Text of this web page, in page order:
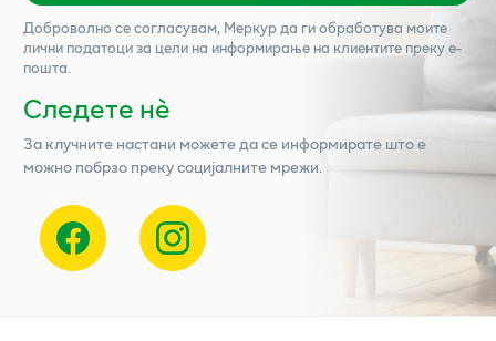
Доброволно се согласувам, Меркурда ги обработува моите
лични податоци за цели на информирање на клиентите преку е-
пошта.
Следете нѐ
За клучните настани можете да се информирате што е
можно побрзо преку социјалните мрежи.